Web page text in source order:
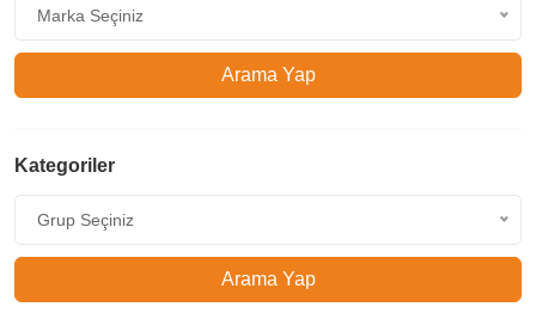
Marka Seçiniz
Arama Yap
Kategoriler
Grup Seçiniz
Arama Yap